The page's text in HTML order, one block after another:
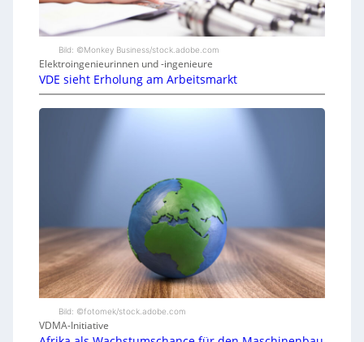
Bild: ©Monkey Business/stock.adobe.com
Elektroingenieurinnen und -ingenieure
VDE sieht Erholung am Arbeitsmarkt
Bild: ©fotomek/stock.adobe.com
VDMA-Initiative